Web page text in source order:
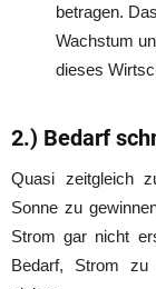
betragen.
Wachstum
dieses
2.) Bedarf
Quasi zeitgleich
Sonne zu
Strom gar nicht
Bedarf, Strom zu